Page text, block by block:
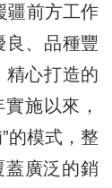
前方工作
良、品種豐
精心打造的
施以來，
的模式，整
廣泛的銷